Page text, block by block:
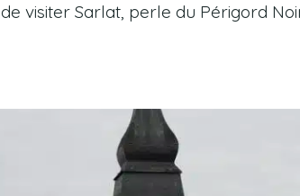
visiter Sarlat, perle du Périgord